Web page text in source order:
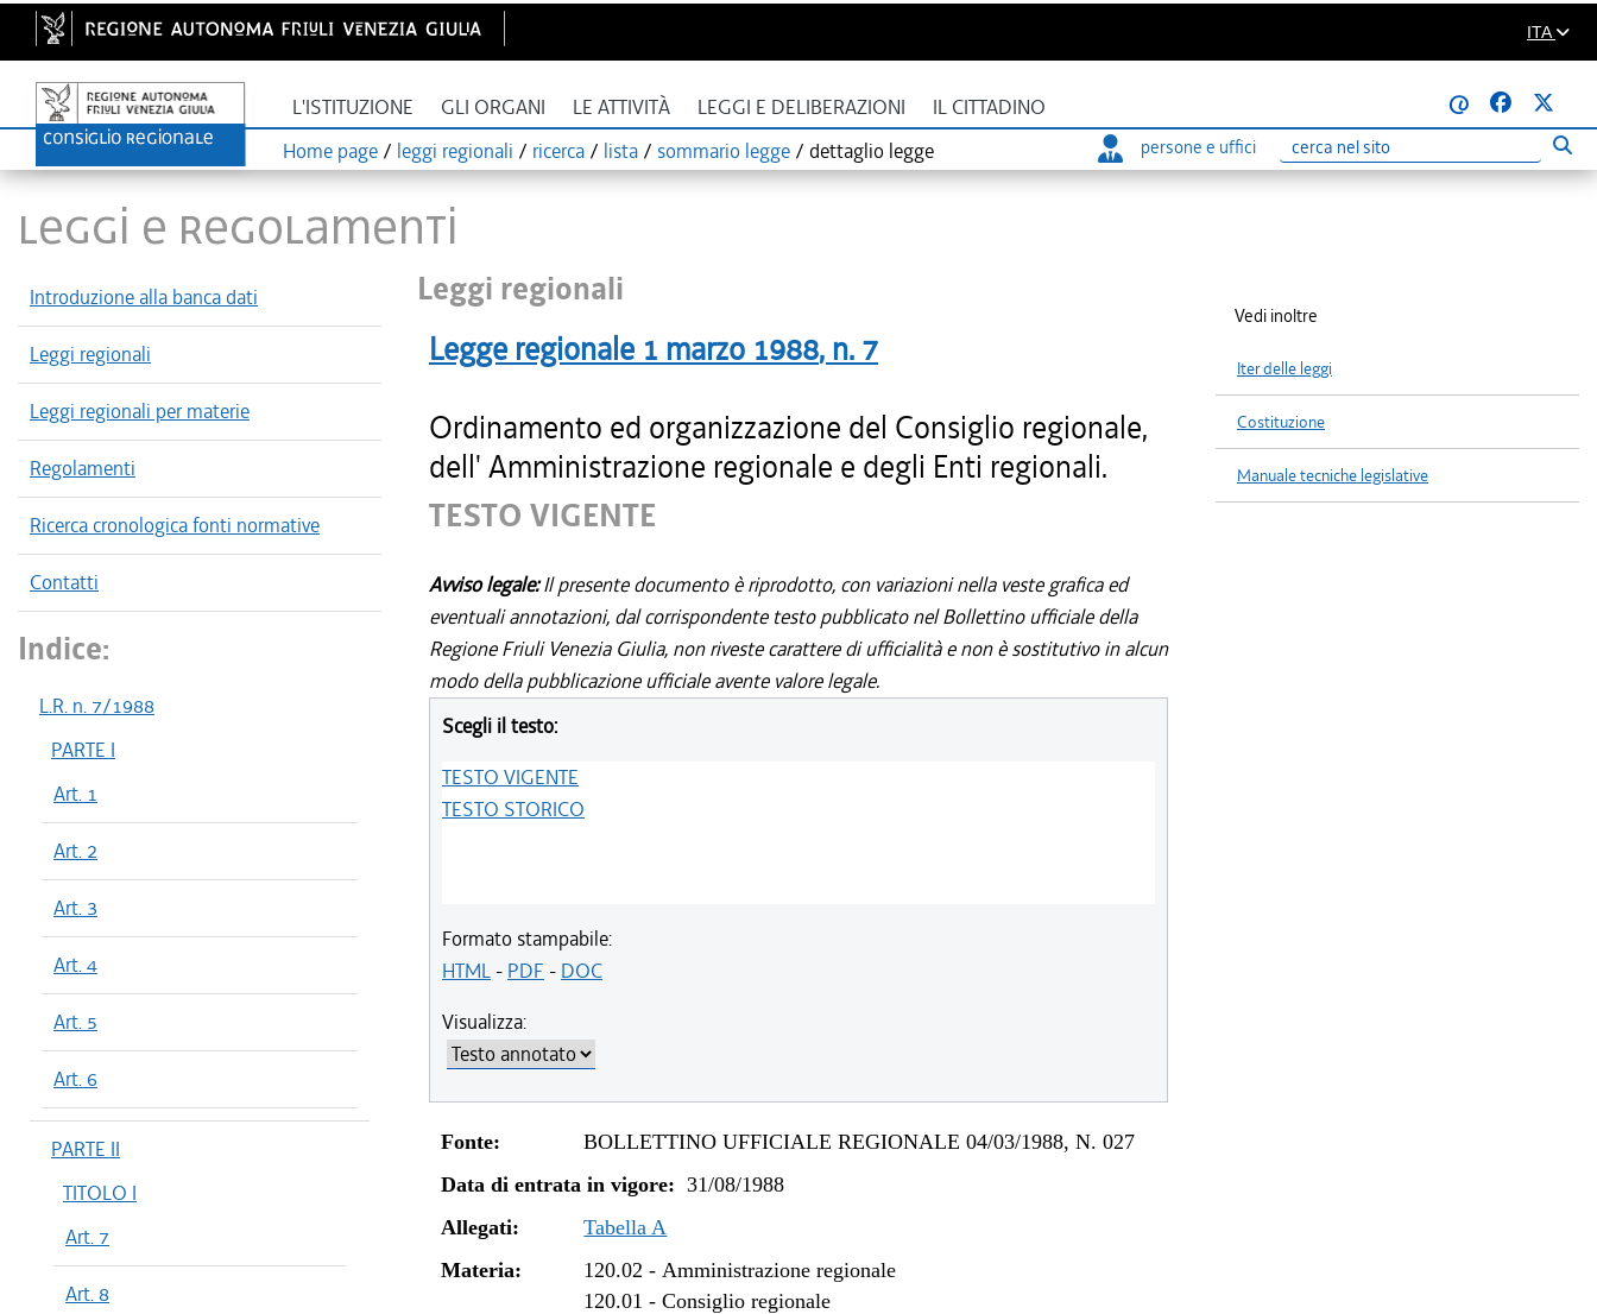
ITA
L'ISTITUZIONE GLI ORGANI LE ATTIVITÀ LEGGI E DELIBERAZIONI IL CITTADINO
@
Home page / leggi regionali / ricerca / lista / sommario legge / dettaglio legge persone e uffici
Ricerca
LEGGI E REGOLAMENTI
Introduzione alla banca dati
Leggi regionali
Leggi regionali per materie
Regolamenti
Ricerca cronologica fonti normative
Contatti
Indice:
L.R. n. 7/1988
PARTE I
Art. 1
Art. 2
Art. 3
Art. 4
Art. 5
Art. 6
PARTE II
TITOLO I
Art. 7
Art. 8
Leggi regionali
Legge regionale 1 marzo 1988, n. 7
Ordinamento ed organizzazione del Consiglio regionale,
dell' Amministrazione regionale e degli Enti regionali.
TESTO VIGENTE
Avviso legale:Il presente documento è riprodotto, con variazioni nella veste grafica ed
eventuali annotazioni, dal corrispondente testo pubblicato nel Bollettino ufficiale della
Regione Friuli Venezia Giulia, non riveste carattere di ufficialità e non è sostitutivo in alcun
modo della pubblicazione ufficiale avente valore legale.
Scegli il testo:
TESTO VIGENTE
TESTO STORICO
Formato stampabile:
HTML- PDF - DOC
Visualizza:
Fonte:
BOLLETTINO UFFICIALE REGIONALE 04/03/1988, N. 027
Data di entrata in vigore: 31/08/1988
Allegati:
Tabella A
Materia:
120.02 -Amministrazione regionale
120.01 -Consiglio regionale
Vedi inoltre
Iter delle leggi
Costituzione
Manuale tecniche legislative